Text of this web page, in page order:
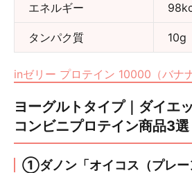
エネルギー
タンパク質 10g
inゼリー プロテイン 10000（バナ
ヨーグルトタイプ｜ダイエ
コンビニプロテイン商品3選
①ダノン「オイコス（プレー